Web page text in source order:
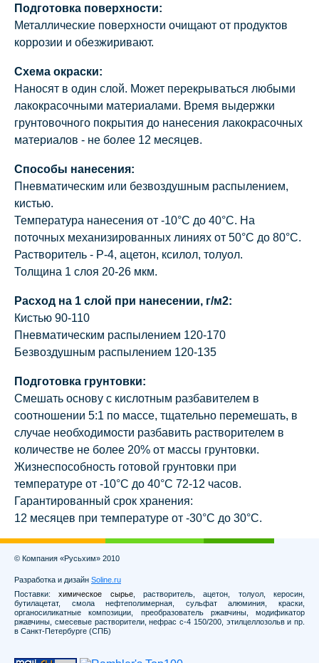
Подготовка поверхности:
Металлические поверхности очищают от продуктов
коррозии и обезжиривают.
Схема окраски:
Наносят в один слой. Может перекрываться любыми
лакокрасочными материалами. Время выдержки
грунтовочного покрытия до нанесения лакокрасочных
материалов - не более 12 месяцев.
Способы нанесения:
Пневматическим или безвоздушным распылением,
кистью.
Температура нанесения от -10°С до 40°С. На
поточных механизированных линиях от 50°С до 80°С.
Растворитель - Р-4, ацетон, ксилол, толуол.
Толщина 1 слоя 20-26 мкм.
Расход на 1 слой при нанесении, г/м2:
Кистью 90-110
Пневматическим распылением 120-170
Безвоздушным распылением 120-135
Подготовка грунтовки:
Смешать основу с кислотным разбавителем в
соотношении 5:1 по массе, тщательно перемешать, в
случае необходимости разбавить растворителем в
количестве не более 20% от массы грунтовки.
Жизнеспособность готовой грунтовки при
температуре от -10°С до 40°С 72-12 часов.
Гарантированный срок хранения:
12 месяцев при температуре от -30°С до 30°С.
© Компания «Русьхим» 2010
Разработка и дизайн Soline.ru
Поставки:химическое сырье, растворитель, ацетон, толуол, керосин,
бутилацетат, смола нефтеполимерная, сульфат алюминия, краски,
органосиликатные композиции, преобразователь ржавчины, модификатор
ржавчины, смесевые растворители, нефрас с-4 150/200, этилцеллозольв и пр.
в Санкт-Петербурге (СПБ)